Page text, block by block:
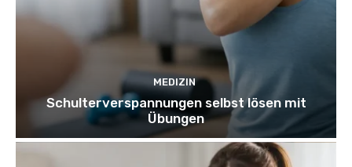
MEDIZIN
Schulterverspannungen selbst lösen mit
Übungen